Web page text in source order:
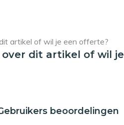
over dit artikel of wil je
beoordelingen